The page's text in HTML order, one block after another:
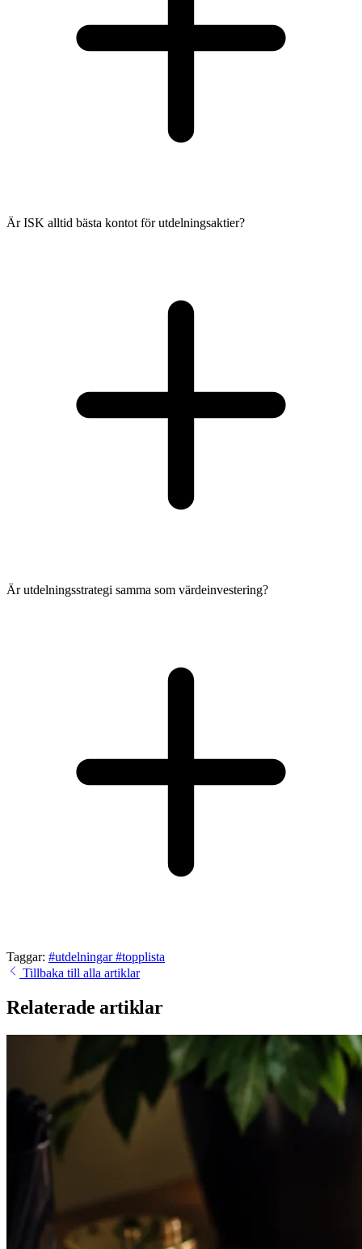
Är ISK alltid bästa kontot för utdelningsaktier?
Är utdelningsstrategi samma som värdeinvestering?
Taggar: #utdelningar#topplista
Tillbaka till alla artiklar
Relaterade artiklar